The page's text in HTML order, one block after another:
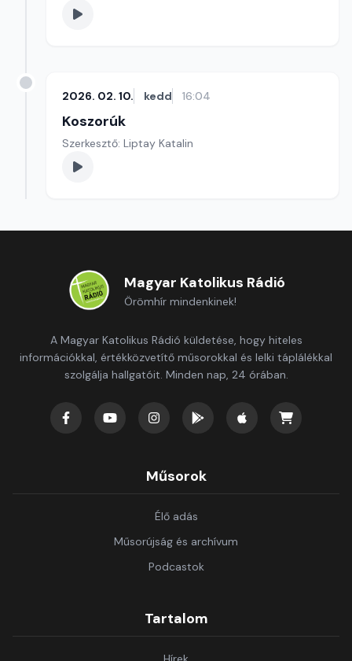
2026. 02. 10. kedd 16:04
Koszorúk
Szerkesztő: Liptay Katalin
Magyar Katolikus Rádió
Örömhír mindenkinek!
A Magyar Katolikus Rádió küldetése, hogy hiteles
információkkal, értékközvetítő műsorokkal és lelki táplálékkal
szolgálja hallgatóit. Minden nap, 24 órában.
Műsorok
Élő adás
Műsorújság és archívum
Podcastok
Tartalom